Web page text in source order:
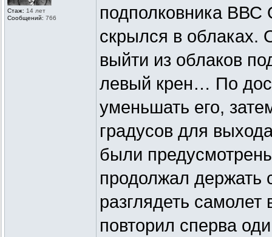
Стаж: 14 лет
Сообщений: 766
подполковника ВВС
скрылся в облаках.
выйти из облаков
левый крен… По
уменьшать его,
градусов для
были
продолжал держать
разглядеть
повторил сперва